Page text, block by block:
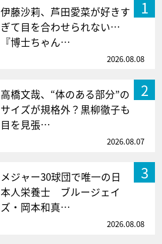
1
伊藤沙莉、芦田愛菜が好きす
ぎて目を合わせられない…
『博士ちゃん…
2026.08.08
2
高橋文哉、“体のある部分”の
サイズが規格外？黒柳徹子も
目を見張…
2026.08.07
3
メジャー30球団で唯一の日
本人栄養士 ブルージェイ
ズ・岡本和真…
2026.08.08